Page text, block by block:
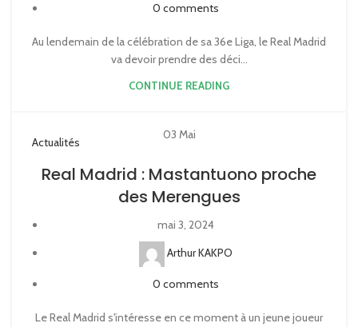
0 comments
Au lendemain de la célébration de sa 36e Liga, le Real Madrid
va devoir prendre des déci...
CONTINUE READING
03 Mai
Actualités
Real Madrid : Mastantuono proche
des Merengues
mai 3, 2024
Arthur KAKPO
0 comments
Le Real Madrid s'intéresse en ce moment à un jeune joueur